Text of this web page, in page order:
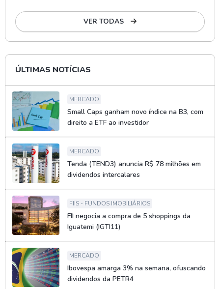
VER TODAS
ÚLTIMAS NOTÍCIAS
MERCADO
Small Caps ganham novo índice na B3, com
direito a ETF ao investidor
MERCADO
Tenda (TEND3) anuncia R$ 78 milhões em
dividendos intercalares
FIIS - FUNDOS IMOBILIÁRIOS
FII negocia a compra de 5 shoppings da
Iguatemi (IGTI11)
MERCADO
Ibovespa amarga 3% na semana, ofuscando
dividendos da PETR4